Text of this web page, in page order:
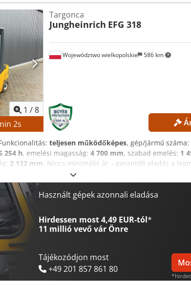
V, 50/60 Hz Bemeneti áram: 15 A Maximális készülék
Zárlati áram: 2,5 kA Tápellátás típusa: ERAR-1000-
GP8 robotkar Yaskawa YRC1000 robotvezérlés
1 /8
1s
Województwo wielkopolskie 586 km
Targonca
Jungheinrich EFG 318
teljesen működőképes, gép/jármű száma:
254 h, emelési magasság: 4 700 mm, szabad emelés: 1
2 132 mm , Nincs minimális ár – garantált eladás a
1490 mm Emelési magasság: 4700 mm
Osztályozó típusa: Triplex Akkufeszültség: 48 V
szelepek: 3./4. szelep a villaadapteren Üzemórák: 15
szabademeléssel 3./4. hidraulikus szelep a
Használt gépek azonnali eladása
Hirdessen most 4,49 EUR-tól*
11 millió vevővár Önre
Tájékozódjon most
+49 201 857 861 80